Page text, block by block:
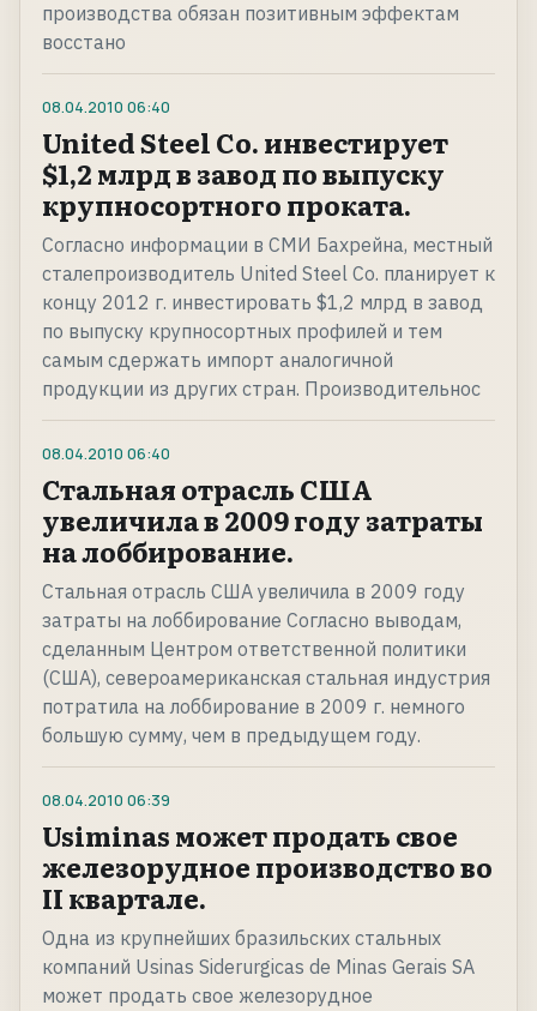
производства обязан позитивным эффектам
восстано
08.04.2010 06:40
United Steel Co. инвестирует
$1,2 млрд в завод по выпуску
крупносортного проката.
Согласно информации в СМИ Бахрейна, местный
сталепроизводитель United Steel Co. планирует к
концу 2012 г. инвестировать $1,2 млрд в завод
по выпуску крупносортных профилей и тем
самым сдержать импорт аналогичной
продукции из других стран. Производительнос
08.04.2010 06:40
Стальная отрасль США
увеличила в 2009 году затраты
на лоббирование.
Стальная отрасль США увеличила в 2009 году
затраты на лоббирование Согласно выводам,
сделанным Центром ответственной политики
(США), североамериканская стальная индустрия
потратила на лоббирование в 2009 г. немного
большую сумму, чем в предыдущем году.
08.04.2010 06:39
Usiminas может продать свое
железорудное производство во
II квартале.
Одна из крупнейших бразильских стальных
компаний Usinas Siderurgicas de Minas Gerais SA
может продать свое железорудное